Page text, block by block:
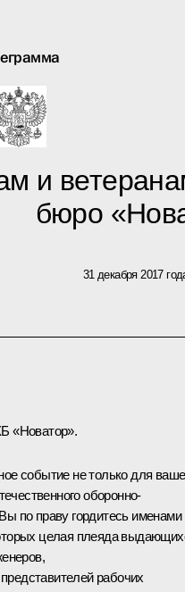
и
бюро
31 декабря 2017
«Новатор».
событие не только для
оборонно-
по праву гордитесь именами
целая плеяда
рабочих